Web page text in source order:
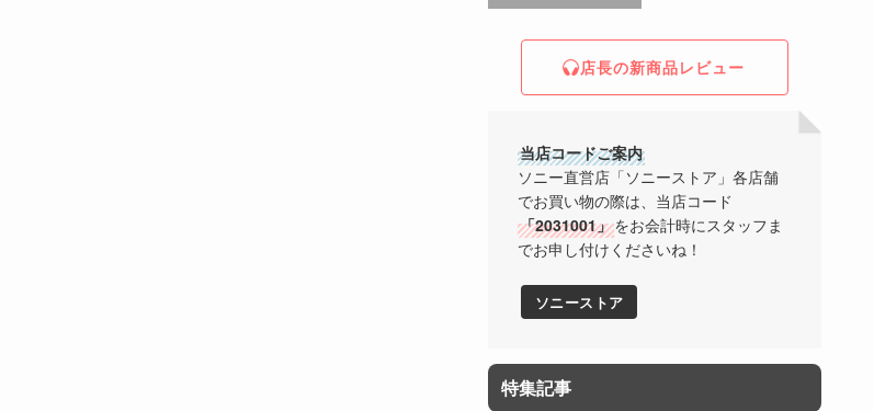
店長の新商品レビュー
当店コードご案内
ソニー直営店「ソニーストア」各店舗
でお買い物の際は、当店コード
「2031001」をお会計時にスタッフま
でお申し付けくださいね！
ソニーストア
特集記事